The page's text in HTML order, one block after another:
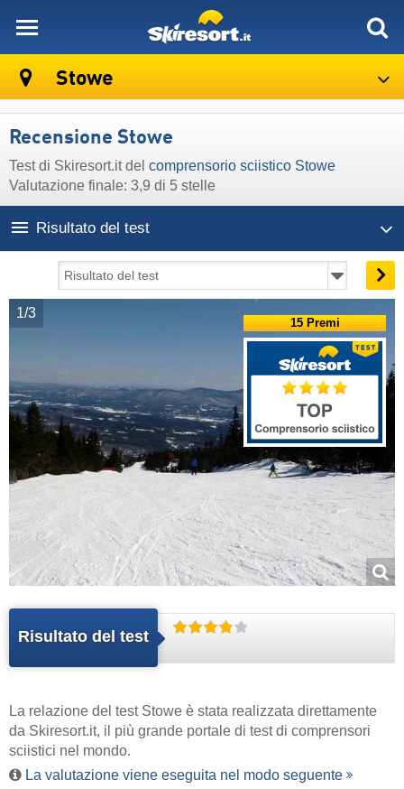
Stowe
Recensione Stowe
Test di Skiresort.it del comprensorio sciistico Stowe
Valutazione finale: 3,9 di 5 stelle
Risultato del test
1/3
Risultato del test
15 Premi
La relazione del test Stowe è stata realizzata direttamente
da Skiresort.it, il più grande portale di test di comprensori
sciistici nel mondo.
La valutazione viene eseguita nel modo seguente